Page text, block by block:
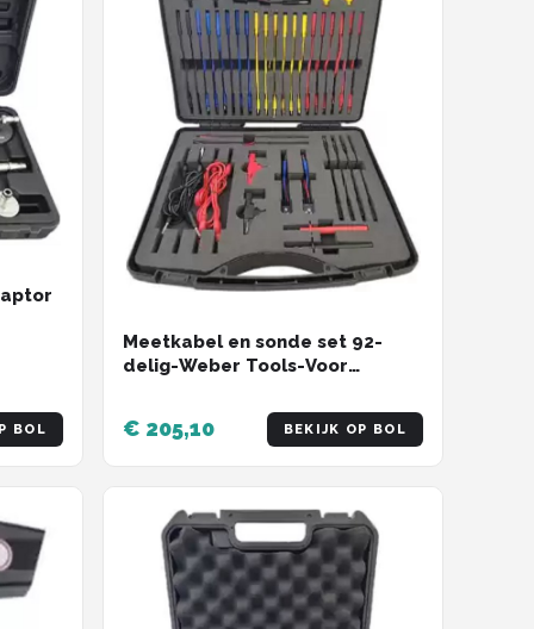
BOL
Meetkabel en sonde set 92-
delig-Weber Tools-Voor
testapparatuur zoals
multimeters
€ 205,10 BEKIJK OP BOL